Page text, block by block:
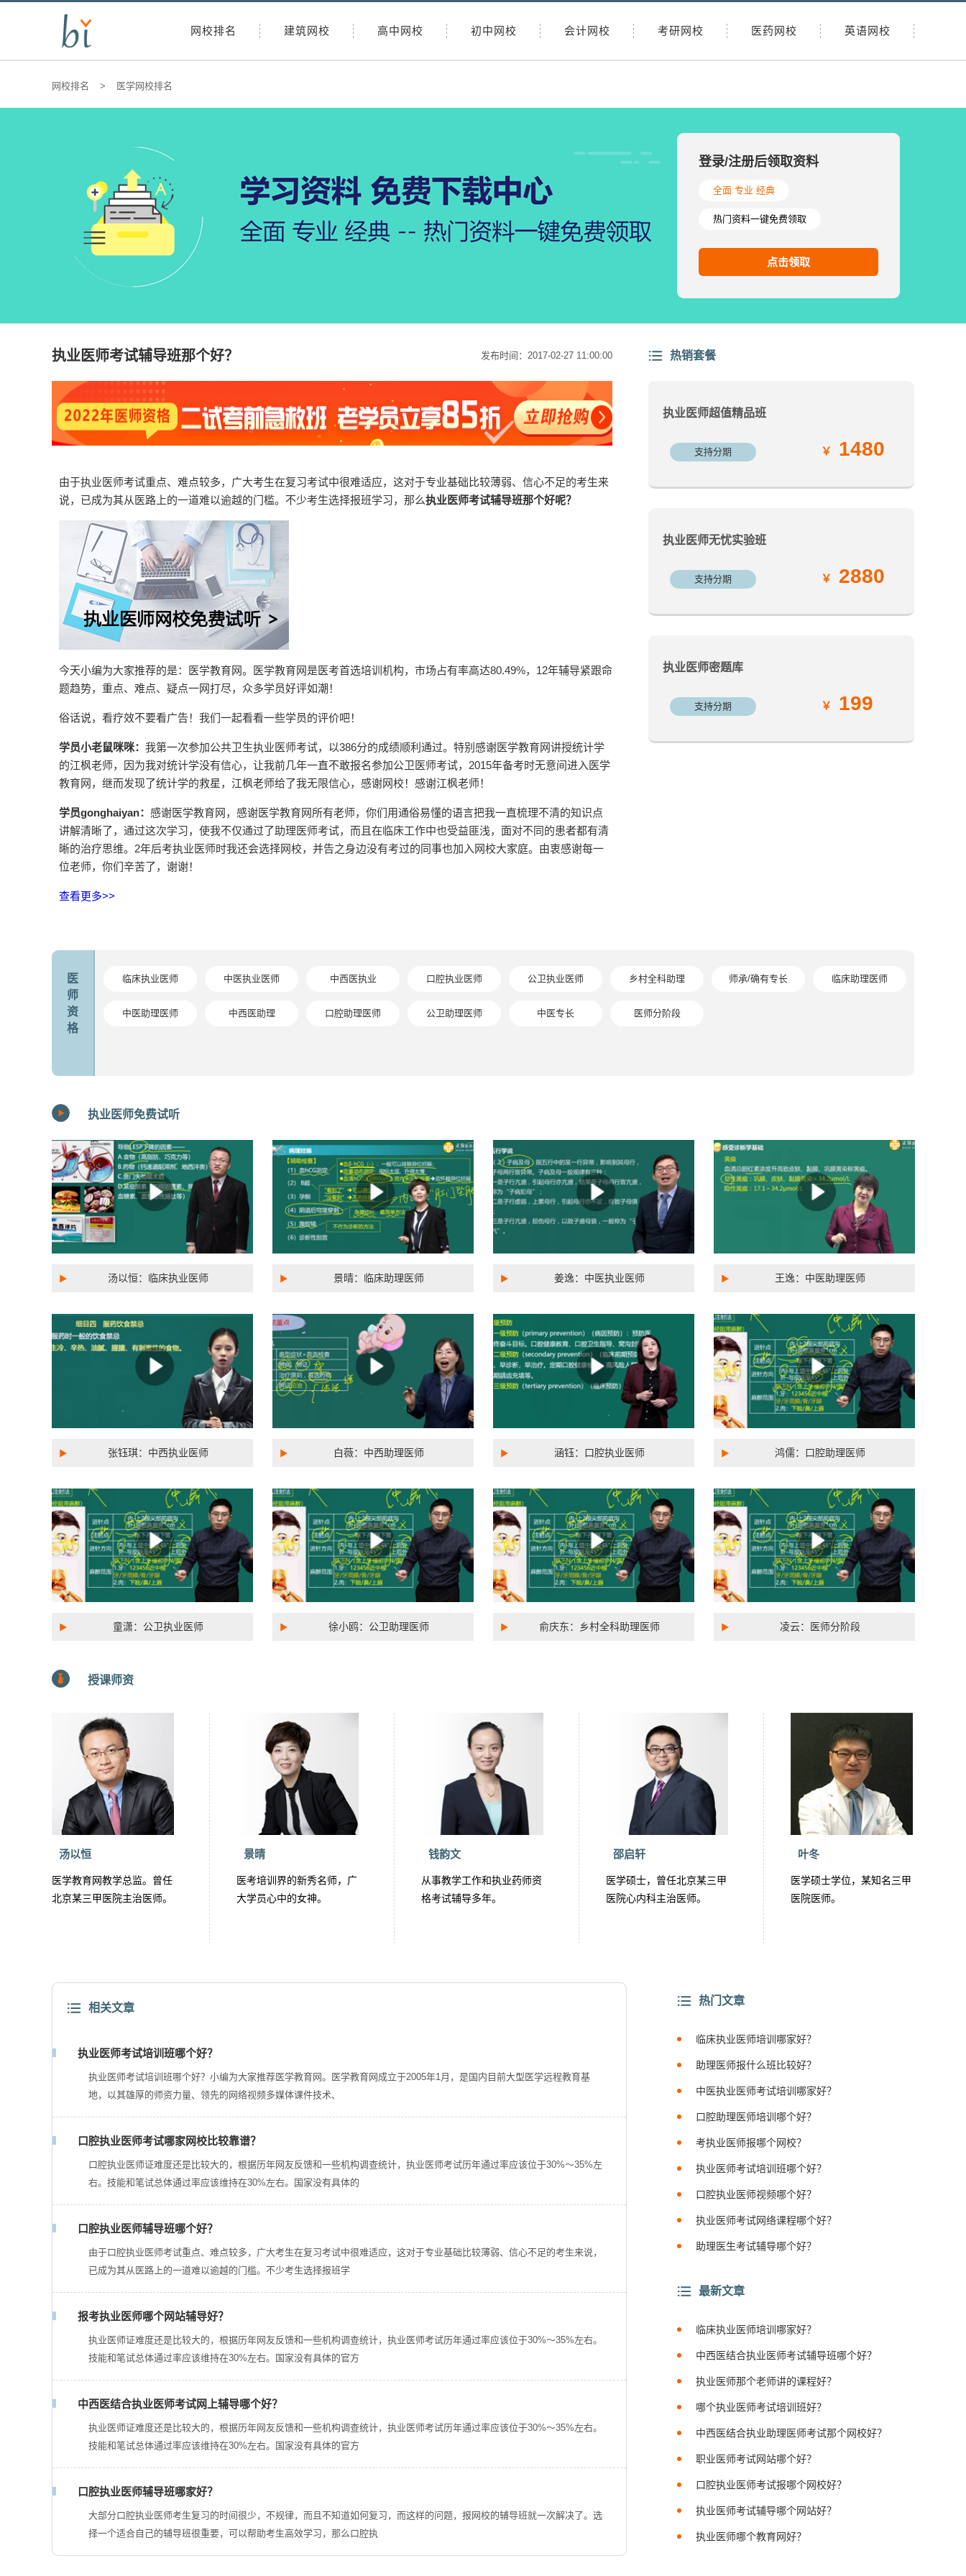
网校排名 建筑网校 高中网校 初中网校 会计网校 考研网校 医药网校 英语网校
网校排名 > 医学网校排名
登录/注册后领取资料
全面 专业 经典
热门资料一键免费领取
点击领取
执业医师考试辅导班那个好？ 发布时间：2017-02-27 11:00:00
由于执业医师考试重点、难点较多，广大考生在复习考试中很难适应，这对于专业基础比较薄弱、信心不足的考生来
说，已成为其从医路上的一道难以逾越的门槛。不少考生选择报班学习，那么执业医师考试辅导班那个好呢？
今天小编为大家推荐的是：医学教育网。医学教育网是医考首选培训机构，市场占有率高达80.49%，12年辅导紧跟命
题趋势，重点、难点、疑点一网打尽，众多学员好评如潮！
俗话说，看疗效不要看广告！我们一起看看一些学员的评价吧！
学员小老鼠咪咪： 我第一次参加公共卫生执业医师考试，以386分的成绩顺利通过。特别感谢医学教育网讲授统计学
的江枫老师，因为我对统计学没有信心，让我前几年一直不敢报名参加公卫医师考试，2015年备考时无意间进入医学
教育网，继而发现了统计学的救星，江枫老师给了我无限信心，感谢网校！感谢江枫老师！
学员gonghaiyan： 感谢医学教育网，感谢医学教育网所有老师，你们用通俗易懂的语言把我一直梳理不清的知识点
讲解清晰了，通过这次学习，使我不仅通过了助理医师考试，而且在临床工作中也受益匪浅，面对不同的患者都有清
晰的治疗思维。2年后考执业医师时我还会选择网校，并告之身边没有考过的同事也加入网校大家庭。由衷感谢每一
位老师，你们辛苦了，谢谢！
查看更多>>
热销套餐
执业医师超值精品班
支持分期 1480
执业医师无忧实验班
支持分期 2880
执业医师密题库
支持分期 199
医
师
资
格
临床执业医师 中医执业医师 中西医执业 口腔执业医师 公卫执业医师 乡村全科助理 师承/确有专长 临床助理医师
中医助理医师 中西医助理 口腔助理医师 公卫助理医师 中医专长 医师分阶段
执业医师免费试听
汤以恒：临床执业医师 景晴：临床助理医师 姜逸：中医执业医师 王逸：中医助理医师
张钰琪：中西执业医师 白薇：中西助理医师 涵钰：口腔执业医师 鸿儒：口腔助理医师
童潇：公卫执业医师 徐小鸥：公卫助理医师 俞庆东：乡村全科助理医师 凌云：医师分阶段
授课师资
汤以恒
医学教育网教学总监。曾任
北京某三甲医院主治医师。
景晴
医考培训界的新秀名师，广
大学员心中的女神。
钱韵文
从事教学工作和执业药师资
格考试辅导多年。
邵启轩
医学硕士，曾任北京某三甲
医院心内科主治医师。
叶冬
医学硕士学位，某知名三甲
医院医师。
相关文章
执业医师考试培训班哪个好？
执业医师考试培训班哪个好？小编为大家推荐医学教育网。医学教育网成立于2005年1月，是国内目前大型医学远程教育基
地，以其雄厚的师资力量、领先的网络视频多媒体课件技术、
口腔执业医师考试哪家网校比较靠谱？
口腔执业医师证难度还是比较大的，根据历年网友反馈和一些机构调查统计，执业医师考试历年通过率应该位于30%～35%左
右。技能和笔试总体通过率应该维持在30%左右。国家没有具体的
口腔执业医师辅导班哪个好？
由于口腔执业医师考试重点、难点较多，广大考生在复习考试中很难适应，这对于专业基础比较薄弱、信心不足的考生来说，
已成为其从医路上的一道难以逾越的门槛。不少考生选择报班学
报考执业医师哪个网站辅导好？
执业医师证难度还是比较大的，根据历年网友反馈和一些机构调查统计，执业医师考试历年通过率应该位于30%～35%左右。
技能和笔试总体通过率应该维持在30%左右。国家没有具体的官方
中西医结合执业医师考试网上辅导哪个好？
执业医师证难度还是比较大的，根据历年网友反馈和一些机构调查统计，执业医师考试历年通过率应该位于30%～35%左右。
技能和笔试总体通过率应该维持在30%左右。国家没有具体的官方
口腔执业医师辅导班哪家好？
大部分口腔执业医师考生复习的时间很少，不规律，而且不知道如何复习，而这样的问题，报网校的辅导班就一次解决了。选
择一个适合自己的辅导班很重要，可以帮助考生高效学习，那么口腔执
热门文章
临床执业医师培训哪家好？
助理医师报什么班比较好？
中医执业医师考试培训哪家好？
口腔助理医师培训哪个好？
考执业医师报哪个网校？
执业医师考试培训班哪个好？
口腔执业医师视频哪个好？
执业医师考试网络课程哪个好？
助理医生考试辅导哪个好？
最新文章
临床执业医师培训哪家好？
中西医结合执业医师考试辅导班哪个好？
执业医师那个老师讲的课程好？
哪个执业医师考试培训班好？
中西医结合执业助理医师考试那个网校好？
职业医师考试网站哪个好？
口腔执业医师考试报哪个网校好？
执业医师考试辅导哪个网站好？
执业医师哪个教育网好？